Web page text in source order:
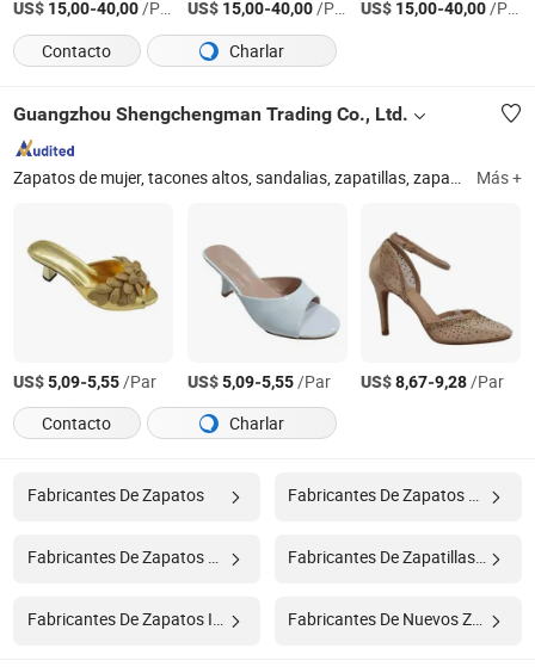
US$ 15,00-40,00/Par US$ 15,00-40,00/Par US$ 15,00-40,00/Par
Contacto
Charlar
Guangzhou Shengchengman Trading Co., Ltd.
Zapatos de mujer, tacones altos, sandalias, zapatillas, zapatos planos, botas, zapatos deportivos, zapatos para bebés, zapatos de fiesta, zapatos de marca Más +
US$5,09-5,55/Par US$5,09-5,55/Par US$8,67-9,28/Par
Contacto
Charlar
Fabricantes De Zapatos
Fabricantes De Zapatillas Deportivas
Fabricantes De Nuevos Zapatos De Moda